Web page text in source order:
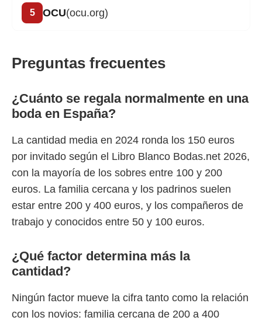
OCU(ocu.org)
Preguntas frecuentes
¿Cuánto se regala normalmente en una
boda en España?
La cantidad media en 2024 ronda los 150 euros
por invitado según el Libro Blanco Bodas.net 2026,
con la mayoría de los sobres entre 100 y 200
euros. La familia cercana y los padrinos suelen
estar entre 200 y 400 euros, y los compañeros de
trabajo y conocidos entre 50 y 100 euros.
¿Qué factor determina más la
cantidad?
Ningún factor mueve la cifra tanto como la relación
con los novios: familia cercana de 200 a 400